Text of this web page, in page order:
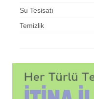
Su Tesisatı
Temizlik